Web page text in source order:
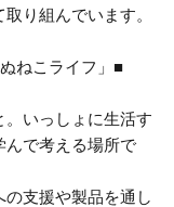
り組んでいます。
ねこライフ」■
いっしょに生活す
んで考える場所で
支援や製品を通し